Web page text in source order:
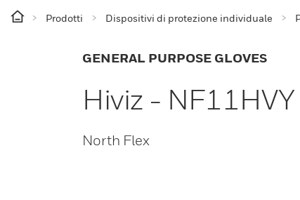
Prodotti Dispositivi di protezione individuale
GENERAL PURPOSE GLOVES
Hiviz - NF11HVY
North Flex